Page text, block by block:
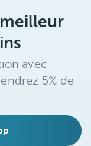
avec
5% de